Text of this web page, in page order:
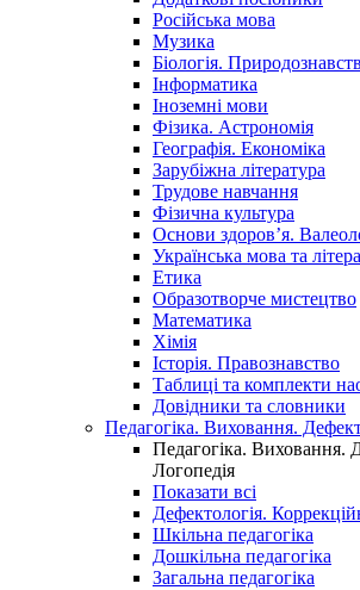
Російська мова
Музика
Біологія.
Інформатика
Іноземні мови
Фізика. Астрономія
Географія. Економіка
Зарубіжна література
Трудове навчання
Фізична культура
Основи здоров’я.
Українська мова та
Етика
Образотворче мистецтво
Математика
Хімія
Історія. Правознавство
Таблиці та комплекти
Довідники та словники
Педагогіка. Виховання.
Педагогіка. Виховання.
Логопедія
Показати всі
Дефектологія.
Шкільна педагогіка
Дошкільна педагогіка
Загальна педагогіка